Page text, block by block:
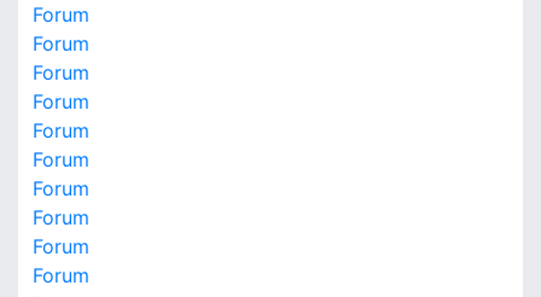
Forum
Forum
Forum
Forum
Forum
Forum
Forum
Forum
Forum
Forum